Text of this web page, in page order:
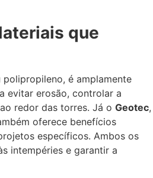
que
é amplamente
evitar erosão, controlar a
redor das torres. Já o Geotec,
oferece benefícios
específicos. Ambos os
intempéries e garantir a